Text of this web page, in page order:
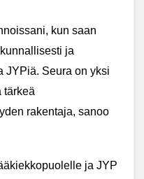
kun saan
ja
JYPiä. Seura on yksi
tärkeä
rakentaja, sanoo
ja JYP